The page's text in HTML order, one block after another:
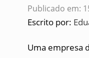
Publicado em:
Escrito por:
Uma empresa